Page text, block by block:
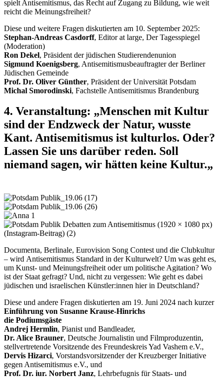
spielt Antisemitismus, das Recht auf Zugang zu Bildung, wie weit
reicht die Meinungsfreiheit?
Diese und weitere Fragen diskutierten am 10. September 2025:
Stephan-Andreas Casdorff, Editor at large, Der Tagesspiegel
(Moderation)
Ron Dekel, Präsident der jüdischen Studierendenunion
Sigmund Koenigsberg, Antisemitismusbeauftragter der Berliner
Jüdischen Gemeinde
Prof. Dr. Oliver Günther, Präsident der Universität Potsdam
Michal Smorodinski, Fachstelle Antisemitismus Brandenburg
4. Veranstaltung: „Menschen mit Kultur
sind der Endzweck der Natur, wusste
Kant. Antisemitismus ist kulturlos. Oder?
Lassen Sie uns darüber reden. Soll
niemand sagen, wir hätten keine Kultur.„
Documenta, Berlinale, Eurovision Song Contest und die Clubkultur
– wird Antisemitismus Standard in der Kulturwelt? Um was geht es,
um Kunst- und Meinungsfreiheit oder um politische Agitation? Wo
ist der Staat gefragt? Und, nicht zu vergessen: Wie geht es dabei
jüdischen und israelischen Künstler:innen hier in Deutschland?
Diese und andere Fragen diskutierten am 19. Juni 2024 nach kurzer
Einführung von Susanne Krause-Hinrichs
die Podiumsgäste
Andrej Hermlin, Pianist und Bandleader,
Dr. Alice Brauner, Deutsche Journalistin und Filmproduzentin,
stellvertretende Vorsitzende des Freundeskreis Yad Vashem e.V.,
Dervis Hizarci, Vorstandsvorsitzender der Kreuzberger Initiative
gegen Antisemitismus e.V., und
Prof. Dr. iur. Norbert Janz, Lehrbefugnis für Staats- und